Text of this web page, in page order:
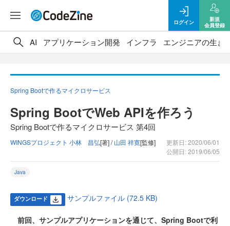
ログイン
新規
会員登録
AI アプリケーション開発 インフラ エンジニアの生き
Spring Bootで作るマイクロサービス
Spring BootでWeb APIを作ろう
Spring Bootで作るマイクロサービス 第4回
WINGSプロジェクト 小林 昌弘[著] /山田 祥寛[監修]
更新日: 2020/06/01
公開日: 2019/06/05
Java
ダウンロード サンプルファイル (72.5 KB)
前回、サンプルアプリケーションを通じて、Spring Bootで利